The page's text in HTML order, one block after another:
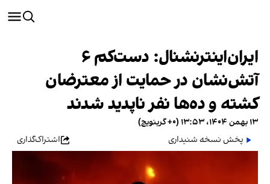
ایران‌اینترنشنال: دست‌کم ۶
آتش‌نشان در حمایت از معترضان
کشته و ده‌ها نفر ناپدید شدند
۱۳ بهمن ۱۴۰۴، ۱۳:۵۳ (‎+۰ گرینویچ)
پخش نسخه شنیداری
اشتراک‌گذاری